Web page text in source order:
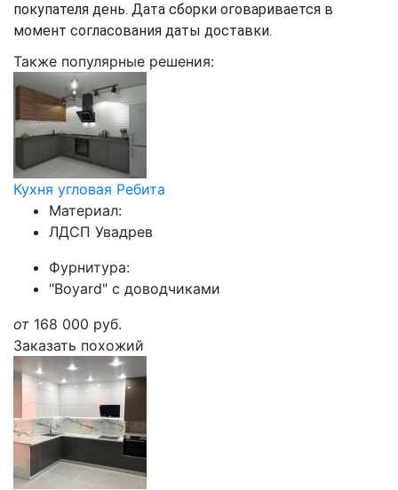
покупателя день. Дата сборки оговаривается в
момент согласования даты доставки.
Также популярные решения:
Кухня угловая Ребита
Материал:
ЛДСП Увадрев
Фурнитура:
"Boyard" с доводчиками
от 168 000 руб.
Заказать похожий